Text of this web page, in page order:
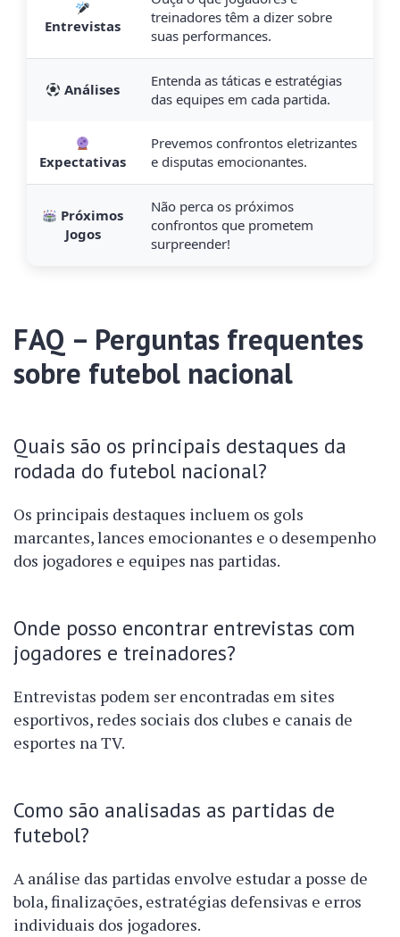
Entrevistas
treinadores têm a dizer sobre
suas performances.
Análises
Entenda as táticas e estratégias
das equipes em cada partida.
Expectativas
Prevemos confrontos eletrizantes
e disputas emocionantes.
Próximos
Jogos
Não perca os próximos
confrontos que prometem
surpreender!
FAQ – Perguntas frequentes
sobre futebol nacional
Quais são os principais destaques da
rodada do futebol nacional?
Os principais destaques incluem os gols
marcantes, lances emocionantes e o desempenho
dos jogadores e equipes nas partidas.
Onde posso encontrar entrevistas com
jogadores e treinadores?
Entrevistas podem ser encontradas em sites
esportivos, redes sociais dos clubes e canais de
esportes na TV.
Como são analisadas as partidas de
futebol?
A análise das partidas envolve estudar a posse de
bola, finalizações, estratégias defensivas e erros
individuais dos jogadores.